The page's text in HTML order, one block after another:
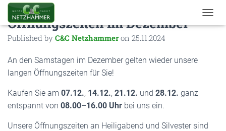
Öffnungszeiten im Dezember
Published by C&C Netzhammeron 25.11.2024
An den Samstagen im Dezember gelten wieder unsere
langen Öffnungszeiten für Sie!
Kaufen Sie am 07.12., 14.12., 21.12. und 28.12. ganz
entspannt von 08.00–16.00 Uhr bei uns ein.
Unsere Öffnungszeiten an Heiligabend und Silvester sind